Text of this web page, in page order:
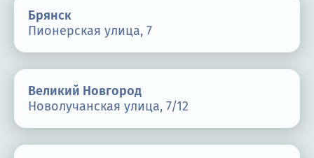
Брянск
Пионерская улица, 7
Великий Новгород
Новолучанская улица, 7/12